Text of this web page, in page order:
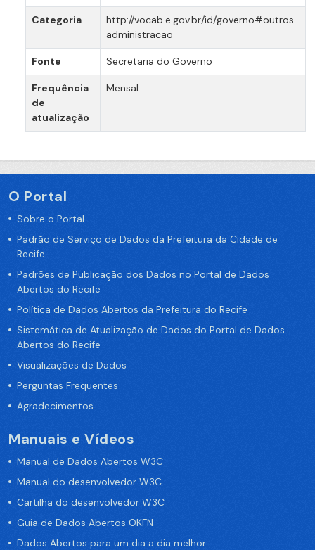
Categoria
http://vocab.e.gov.br/id/governo#outros-
administracao
Fonte Secretaria do Governo
Frequência
de
atualização
Mensal
O Portal
Sobre o Portal
Padrão de Serviço de Dados da Prefeitura da Cidade de
Recife
Padrões de Publicação dos Dados no Portal de Dados
Abertos do Recife
Política de Dados Abertos da Prefeitura do Recife
Sistemática de Atualização de Dados do Portal de Dados
Abertos do Recife
Visualizações de Dados
Perguntas Frequentes
Agradecimentos
Manuais e Vídeos
Manual de Dados Abertos W3C
Manual do desenvolvedor W3C
Cartilha do desenvolvedor W3C
Guia de Dados Abertos OKFN
Dados Abertos para um dia a dia melhor